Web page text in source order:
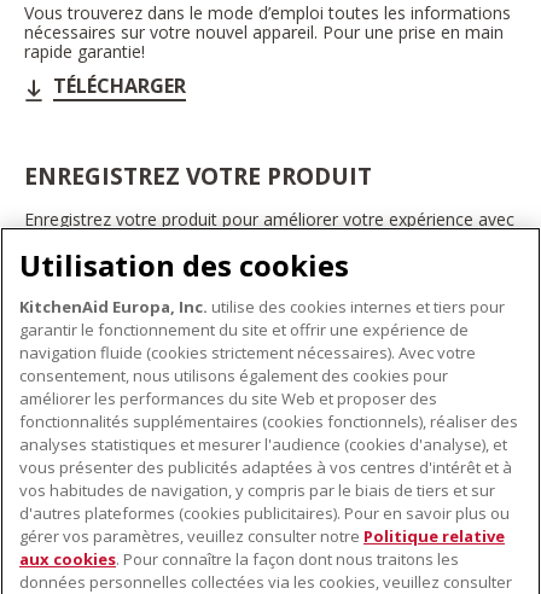
Vous trouverez dans le mode d’emploi toutes les informations
nécessaires sur votre nouvel appareil. Pour une prise en main
rapide garantie!
TÉLÉCHARGER
ENREGISTREZ VOTRE PRODUIT
Enregistrez votre produit pour améliorer votre expérience avec
bénéficier d'offres et de promotions exclusives, recevoir des
conseils et des astuces, et bien plus encore.
INSCRIVEZ-VOUS DÈS À PRÉSENT
À PROPOS DE KITCHENAID
À propos de KitchenAid
Histoire de la marque
Communiqués de presse
ODR
NOS PRODUITS
Petits électroménagers
Matériel de cuisine
SERVICE CLIENT
Utilisation des cookies
KitchenAid Europa, Inc. utilise des cookies internes et tiers pour
garantir le fonctionnement du site et offrir une expérience de
navigation fluide (cookies strictement nécessaires). Avec votre
consentement, nous utilisons également des cookies pour
améliorer les performances du site Web et proposer des
fonctionnalités supplémentaires (cookies fonctionnels), réaliser des
analyses statistiques et mesurer l'audience (cookies d'analyse), et
vous présenter des publicités adaptées à vos centres d'intérêt et à
vos habitudes de navigation, y compris par le biais de tiers et sur
d'autres plateformes (cookies publicitaires). Pour en savoir plus ou
gérer vos paramètres, veuillez consulter notre Politique relative
aux cookies. Pour connaître la façon dont nous traitons les
données personnelles collectées via les cookies, veuillez consulter